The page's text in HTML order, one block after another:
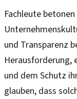
Fachleute
und Transparenz
Herausforderung,
und dem Schutz
glauben, dass